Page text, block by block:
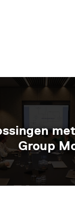
Group